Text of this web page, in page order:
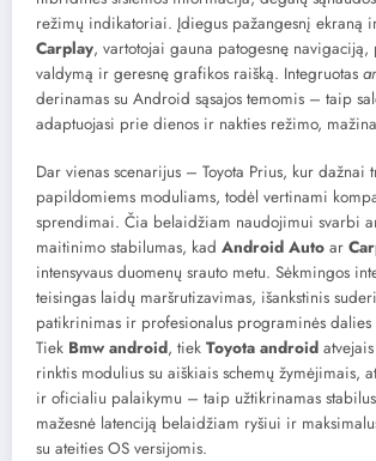
režimų indikatoriai. Įdiegus pažangesnį ekraną
Carplay, vartotojai gauna patogesnę navigaciją,
valdymą ir geresnę grafikos raišką. Integruotas
derinamas su Android sąsajos temomis – taip
adaptuojasi prie dienos ir nakties režimo,
Dar vienas scenarijus – Toyota Prius, kur dažnai
papildomiems moduliams, todėl vertinami
sprendimai. Čia belaidžiam naudojimui svarbi
maitinimo stabilumas, kad Android Auto ar
intensyvaus duomenų srauto metu. Sėkmingos
teisingas laidų maršrutizavimas, išankstinis
patikrinimas ir profesionalus programinės dalies
Tiek Bmw android, tiek Toyota android
rinktis modulius su aiškiais schemų žymėjimais,
ir oficialiu palaikymu – taip užtikrinamas
mažesnė latenciją belaidžiam ryšiui ir
su ateities OS versijomis.